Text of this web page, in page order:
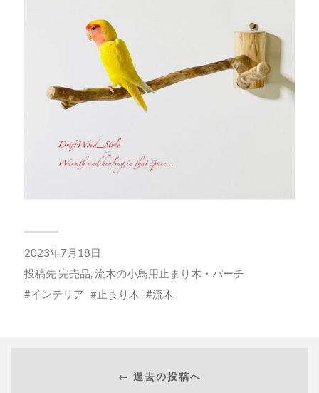
2023年7月18日
投稿先 完売品 流木の小鳥用止まり木・パーチ
インテリア
止まり木 流木
← 過去の投稿へ